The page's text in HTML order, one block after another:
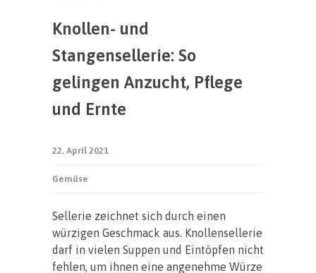
Knollen- und
Stangensellerie: So
gelingen Anzucht, Pflege
und Ernte
22. April 2021
Gemüse
Sellerie zeichnet sich durch einen
würzigen Geschmack aus. Knollensellerie
darf in vielen Suppen und Eintöpfen nicht
fehlen, um ihnen eine angenehme Würze